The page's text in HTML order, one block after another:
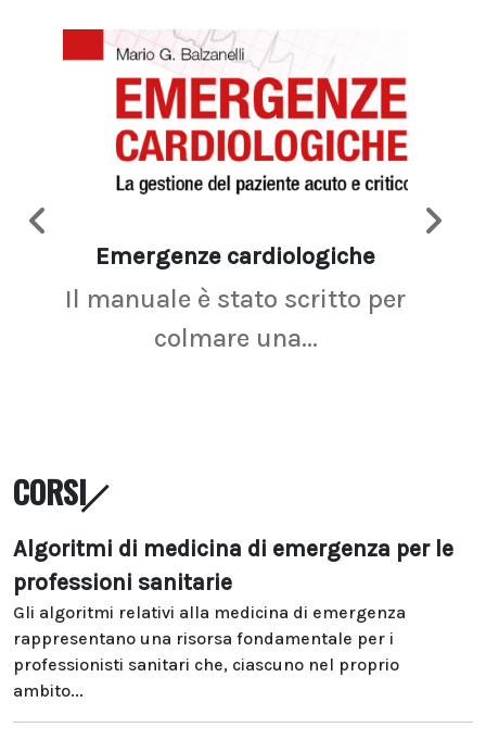
Emergenze cardiologiche
Il manuale è stato scritto per
colmare una...
CORSI
Algoritmi di medicina di emergenza per le
professioni sanitarie
Gli algoritmi relativi alla medicina di emergenza
rappresentano una risorsa fondamentale per i
professionisti sanitari che, ciascuno nel proprio
ambito...